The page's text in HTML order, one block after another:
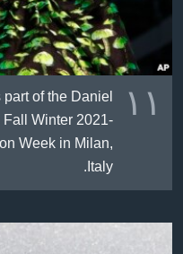
١١
of the Daniel
Winter 2021-
Week in Milan,
Italy.